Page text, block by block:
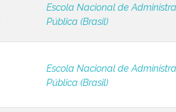
Escola Nacional de
Pública (Brasil)
Escola Nacional de
Pública (Brasil)